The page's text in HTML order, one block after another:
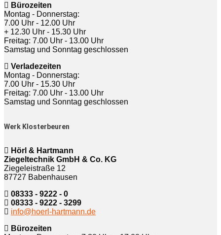
Bürozeiten
Montag - Donnerstag:
7.00 Uhr - 12.00 Uhr
+ 12.30 Uhr - 15.30 Uhr
Freitag: 7.00 Uhr - 13.00 Uhr
Samstag und Sonntag geschlossen
Verladezeiten
Montag - Donnerstag:
7.00 Uhr - 15.30 Uhr
Freitag: 7.00 Uhr - 13.00 Uhr
Samstag und Sonntag geschlossen
Werk Klosterbeuren
Hörl & Hartmann
Ziegeltechnik GmbH & Co. KG
Ziegeleistraße 12
87727 Babenhausen
08333 - 9222 - 0
08333 - 9222 - 3299
info@hoerl-hartmann.de
Bürozeiten